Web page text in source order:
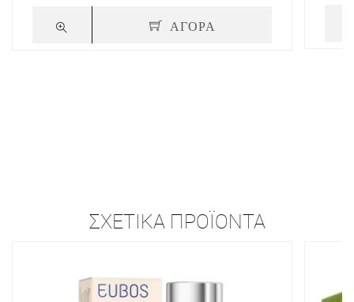
ΑΓΟΡΑ
ΣΧΕΤΙΚΆ ΠΡΟΪΌΝΤΑ